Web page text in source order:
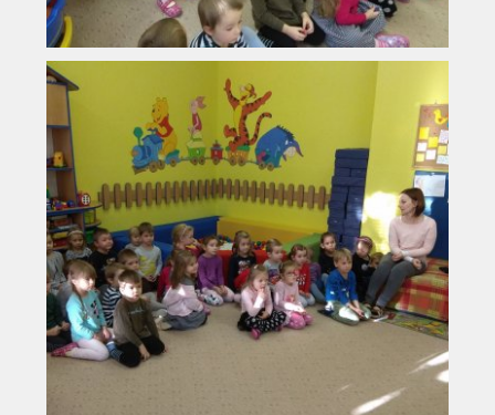
Vyhledávání na webu